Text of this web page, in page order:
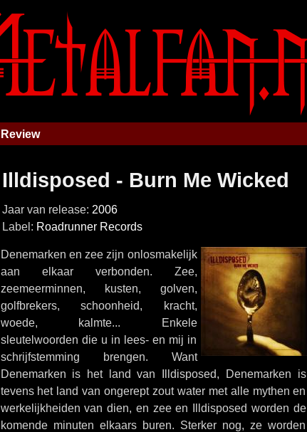
Review
Illdisposed - Burn Me Wicked
Jaar van release: 2006
Label: Roadrunner Records
Denemarken en zee zijn onlosmakelijk
aan elkaar verbonden. Zee,
zeemeerminnen, kusten, golven,
golfbrekers, schoonheid, kracht,
woede, kalmte... Enkele
sleutelwoorden die u in lees- en mij in
schrijfstemming brengen. Want
Denemarken is het land van Illdisposed, Denemarken is
tevens het land van ongerept zout water met alle mythen en
werkelijkheiden van dien, en zee en Illdisposed worden de
komende minuten elkaars buren. Sterker nog, ze worden